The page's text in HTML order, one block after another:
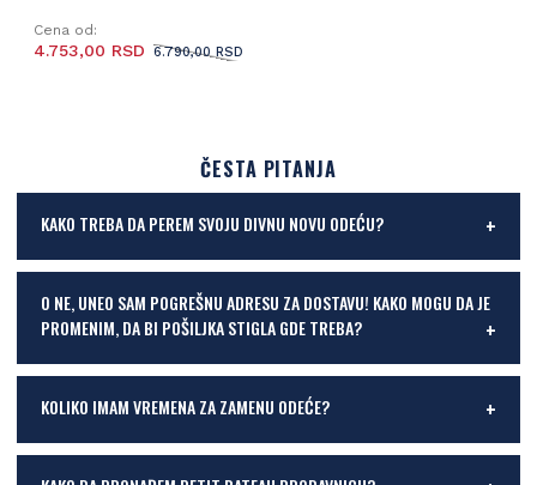
Cena od:
6.790,00 RSD
4.753,00 RSD
ČESTA PITANJA
KAKO TREBA DA PEREM SVOJU DIVNU NOVU ODEĆU?
O NE, UNEO SAM POGREŠNU ADRESU ZA DOSTAVU! KAKO MOGU DA JE
PROMENIM, DA BI POŠILJKA STIGLA GDE TREBA?
KOLIKO IMAM VREMENA ZA ZAMENU ODEĆE?